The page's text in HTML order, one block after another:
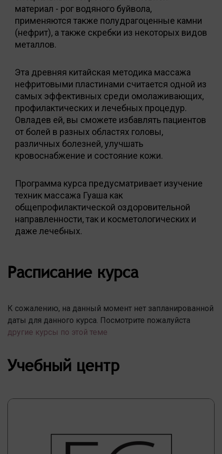
материал - рог водяного буйвола,
применяются также полудрагоценные камни
(нефрит), а также скребки из некоторых видов
металлов.
Эта древняя китайская методика массажа
нефритовыми пластинами считается одной из
самых эффективных среди омолаживающих,
профилактических и лечебных процедур.
Овладев ей, вы сможете избавлять пациентов
от болей в разных областях головы,
различных болезней, улучшать
кровоснабжение и состояние кожи.
Программа курса предусматривает изучение
техник массажа Гуаша как
общепрофилактической оздоровительной
направленности, так и косметологических и
даже лечебных.
Расписание курса
К сожалению, на данный момент нет запланированной
даты для данного курса. Посмотрите пожалуйста
другие курсы по этой теме
Учебный центр